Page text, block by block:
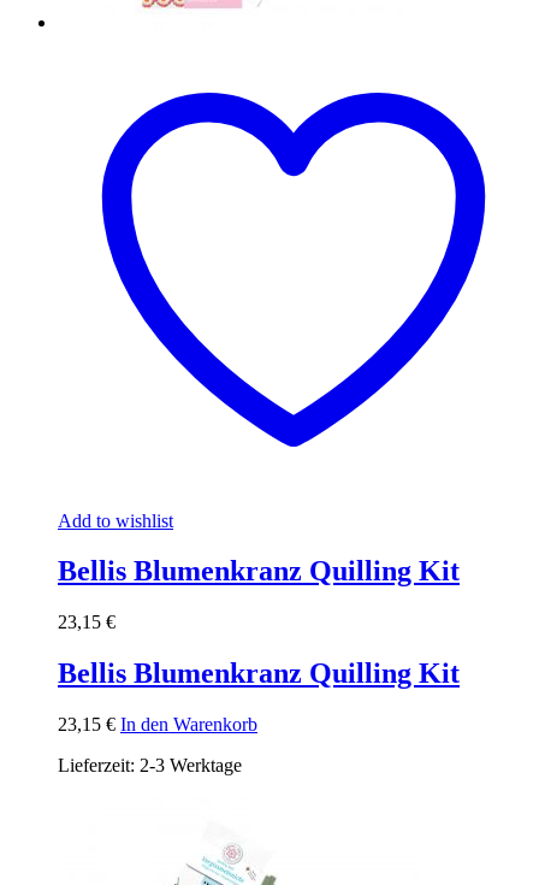
Add to wishlist
Bellis Blumenkranz Quilling Kit
23,15 €
Bellis Blumenkranz Quilling Kit
23,15 € In den Warenkorb
Lieferzeit: 2-3 Werktage